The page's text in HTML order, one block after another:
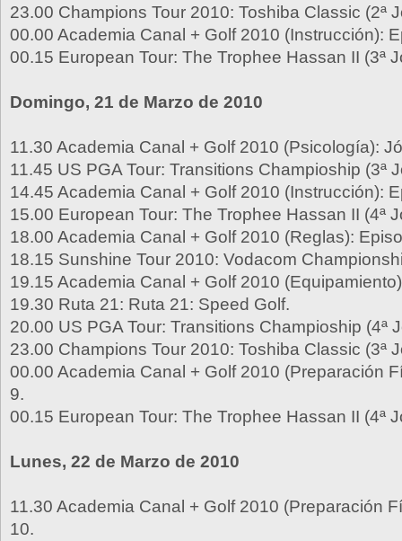
23.00 Champions Tour 2010: Toshiba Classic (2ª
00.00 Academia Canal + Golf 2010 (Instrucción):
00.15 European Tour: The Trophee Hassan II (3ª
Domingo, 21 de Marzo de 2010
11.30 Academia Canal + Golf 2010 (Psicología):
11.45 US PGA Tour: Transitions Champioship (3ª
14.45 Academia Canal + Golf 2010 (Instrucción):
15.00 European Tour: The Trophee Hassan II (4ª
18.00 Academia Canal + Golf 2010 (Reglas):
18.15 Sunshine Tour 2010: Vodacom
19.15 Academia Canal + Golf 2010
19.30 Ruta 21: Ruta 21: Speed Golf.
20.00 US PGA Tour: Transitions Champioship (4ª
23.00 Champions Tour 2010: Toshiba Classic (3ª
00.00 Academia Canal + Golf 2010 (Preparación
9.
00.15 European Tour: The Trophee Hassan II (4ª
Lunes, 22 de Marzo de 2010
11.30 Academia Canal + Golf 2010 (Preparación
10.